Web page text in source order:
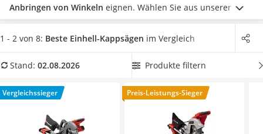
Überwachungskamera
Benzinrasenmäher mit Elektrostart
Akku-Laubsauger
Multimeter
Gasdurchlauferhitzer
Service
Anbringen von Winkeln eignen. Wählen Sie aus unserer
Tabelle jetzt eine Einhell-Kappsäge, deren Kopfsowohl nach
links als auch nach rechts neigbar ist, um von allen Vorteilen
im August 2026 besonders das ModellEinhell TE-SM 36/10 L
1 - 2 von 8: Beste Einhell-Kappsägen im Vergleich
Stand: 02.08.2026 Produkte filtern
Vergleichssieger Preis-Leistungs-Sieger